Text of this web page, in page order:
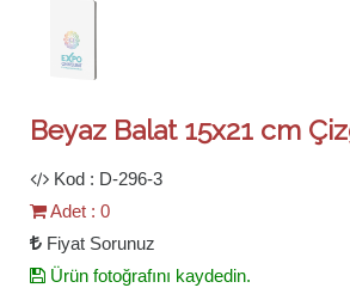
Beyaz Balat 15x21 cm
Kod : D-296-3
Adet : 0
Fiyat Sorunuz
Ürün fotoğrafını kaydedin.